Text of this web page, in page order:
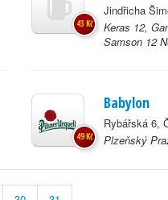
Jindřicha
Keras 12,
Samson 12
43 Kč
Babylon
Rybářská 6,
Plzeňský
49 Kč